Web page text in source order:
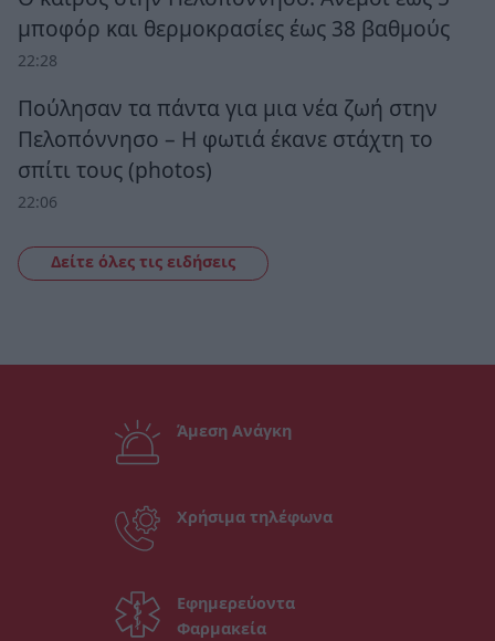
μποφόρ και θερμοκρασίες έως 38 βαθμούς
22:28
Πούλησαν τα πάντα για μια νέα ζωή στην
Πελοπόννησο – Η φωτιά έκανε στάχτη το
σπίτι τους (photos)
22:06
Δείτε όλες τις ειδήσεις
Άμεση Ανάγκη
Χρήσιμα τηλέφωνα
Εφημερεύοντα
Φαρμακεία